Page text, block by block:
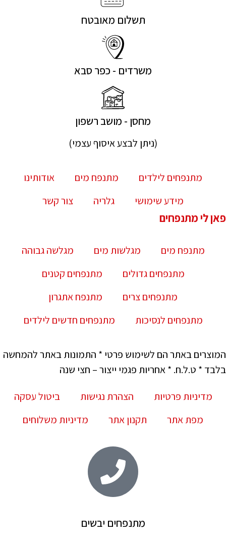
תשלום מאובטח
משרדים - כפר סבא
מחסן - מושב רשפון
(ניתן לבצע איסוף עצמי)
מתנפחים לילדים מתנפח מים
אודותינו
מידע שימושי
גלריה צור קשר
פאן לי מתנפחים
מתנפח מים מגלשות מים
מגלשה גבוהה
מתנפחים גדולים
מתנפחים קטנים
מתנפחים צרים
מתנפח אתגרון
מתנפחים לנסיכות
מתנפחים חדשים לילדים
המוצרים באתר הם לשימוש פרטי * התמונות באתר להמחשה
בלבד * ט.ל.ח. * אחריות פגמי ייצור – חצי שנה
מדיניות פרטיות הצהרת נגישות
ביטול עסקה
מפת אתר
תקנון אתר מדיניות משלוחים
מתנפחים יבשים